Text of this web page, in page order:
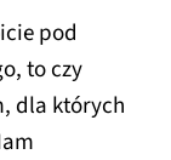
pod
to czy
dla których